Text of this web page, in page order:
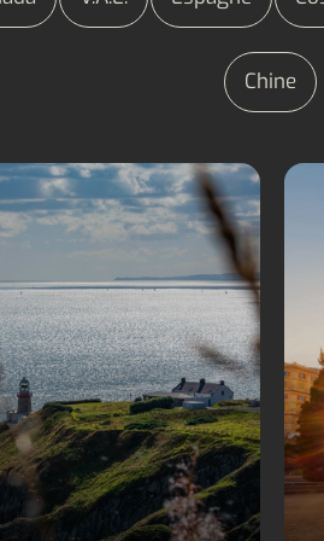
Chine
Séjours linguistiques
Irlande